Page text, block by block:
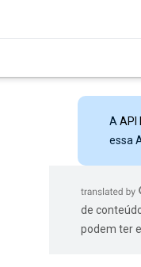
A API
essa
de
podem ter